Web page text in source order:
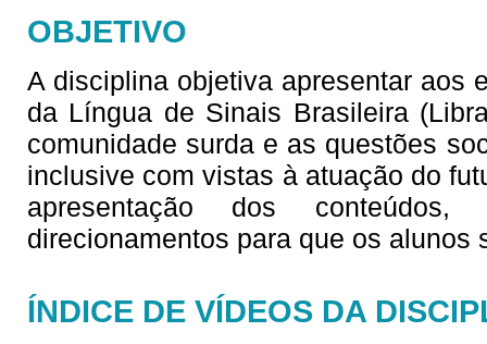
OBJETIVO
A disciplina objetiva apresentar aos
da Língua de Sinais Brasileira
comunidade surda e as questões
inclusive com vistas à atuação do
apresentação dos
direcionamentos para que os alunos
ÍNDICE DE VÍDEOS DA